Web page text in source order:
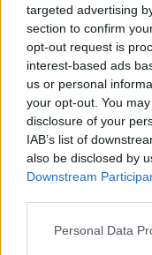
targeted advertising
section to confirm
opt-out request is
interest-based ads
us or personal
your opt-out. You
disclosure of your
IAB’s list of
also be disclosed by
Downstream
Please note that this
Personal Data
Az IDF
szerint ez
költségvetési
hadsereg
pénzügyi
miközben a
állomány
küzdeni.